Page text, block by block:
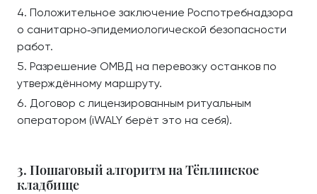
Положительное заключение Роспотребнадзора
о санитарно‑эпидемиологической безопасности
работ.
Разрешение ОМВД на перевозку останков по
утверждённому маршруту.
Договор с лицензированным ритуальным
оператором (iWALY берёт это на себя).
3. Пошаговый алгоритм на Тёплинское
кладбище